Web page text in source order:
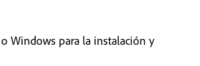
Windows para la instalación y